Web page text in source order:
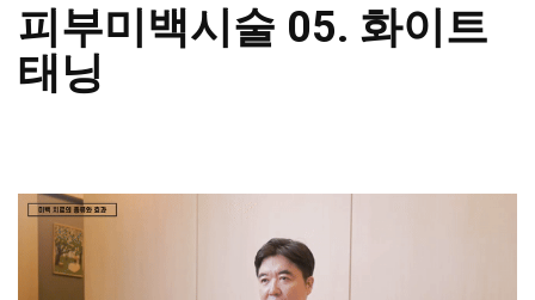
피부미백시술 05. 화이트
태닝